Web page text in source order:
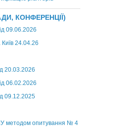
КОНФЕРЕНЦІЇ)
09.06.2026
24.04.26
20.03.2026
06.02.2026
09.12.2025
методом опитування № 4